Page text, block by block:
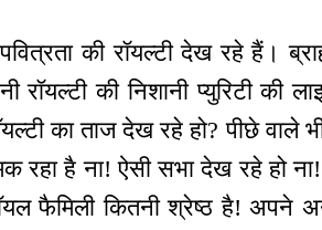
की रॉयल्टी देख रहे हैं।
रॉयल्टी की निशानी प्युरिटी
का ताज देख रहे हो? पीछे वाले
है ना! ऐसी सभा देख रहे हो ना!
फैमिली कितनी श्रेष्ठ है! अपने